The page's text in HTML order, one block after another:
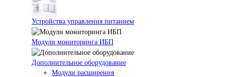
Устройства управления питанием
Модули мониторинга ИБП
Дополнительное оборудование
Модули расширения